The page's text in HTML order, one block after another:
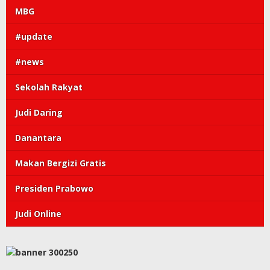
MBG
#update
#news
Sekolah Rakyat
Judi Daring
Danantara
Makan Bergizi Gratis
Presiden Prabowo
Judi Online